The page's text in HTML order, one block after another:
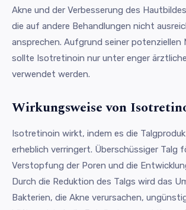
Akne und der Verbesserung des
die auf andere Behandlungen nicht
ansprechen. Aufgrund seiner potenziellen
sollte Isotretinoin nur unter enger
verwendet werden.
Wirkungsweise von
Isotretinoin wirkt, indem es die
erheblich verringert. Überschüssiger Talg
Verstopfung der Poren und die
Durch die Reduktion des Talgs wird das
Bakterien, die Akne verursachen,